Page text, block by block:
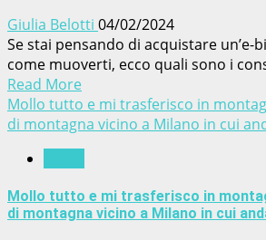
Giulia Belotti 04/02/2024
Se stai pensando di acquistare un’e-
come muoverti, ecco quali sono i
Read More
Mollo tutto e mi trasferisco in
di montagna vicino a Milano in cui
Mollo tutto e mi trasferisco in
di montagna vicino a Milano in cui